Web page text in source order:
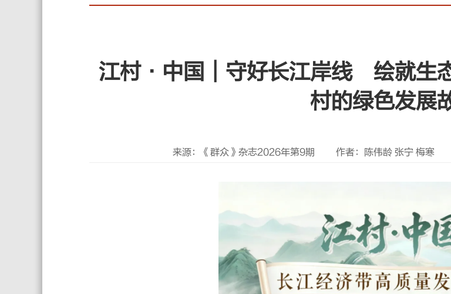
江村·中国｜守好长江岸线 绘就生
村的绿色发展
来源：《群众》杂志2026年第9期 作者：陈伟龄 张宁 梅寒